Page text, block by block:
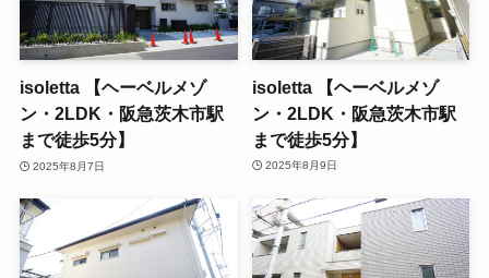
isoletta 【ヘーベルメゾ
ン・2LDK・阪急茨木市駅
まで徒歩5分】
2025年8月7日
isoletta 【ヘーベルメゾ
ン・2LDK・阪急茨木市駅
まで徒歩5分】
2025年8月9日